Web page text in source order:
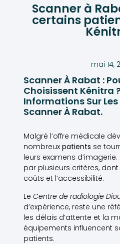
Scanner à
certains
mai 14,
Scanner À Rabat :
Choisissent Kénitra
Informations Sur Les
Scanner À Rabat.
Malgré l’offre médicale
nombreux patients se
leurs examens d’imagerie.
par plusieurs critères,
coûts et l’accessibilité.
Le Centre de radiologie
d’expérience, reste une
les délais d’attente et la
équipements influencent
patients.